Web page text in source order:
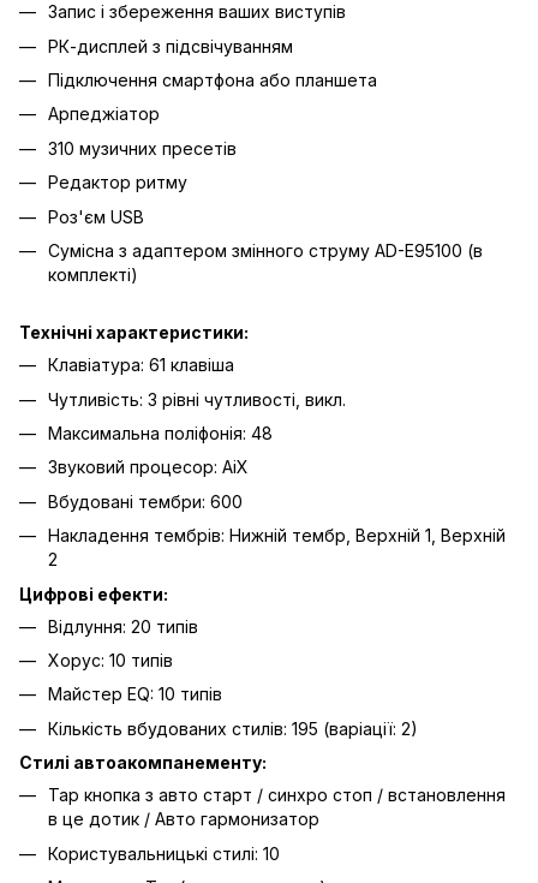
Запис і збереження ваших виступів
РК-дисплей з підсвічуванням
Підключення смартфона або планшета
Арпеджіатор
310 музичних пресетів
Редактор ритму
Роз'єм USB
Сумісна з адаптером змінного струму AD-E95100 (в
комплекті)
Технічні характеристики:
Клавіатура: 61 клавіша
Чутливість: 3 рівні чутливості, викл.
Максимальна поліфонія: 48
Звуковий процесор: AiX
Вбудовані тембри: 600
Накладення тембрів: Нижній тембр, Верхній 1, Верхній
2
Цифрові ефекти:
Відлуння: 20 типів
Хорус: 10 типів
Майстер EQ: 10 типів
Кількість вбудованих стилів: 195 (варіації: 2)
Стилі автоакомпанементу:
Tap кнопка з авто старт / синхро стоп / встановлення
в це дотик / Авто гармонизатор
Користувальницькі стилі: 10